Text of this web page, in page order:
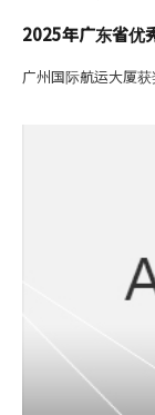
2025年广东省
广州国际航运大厦获